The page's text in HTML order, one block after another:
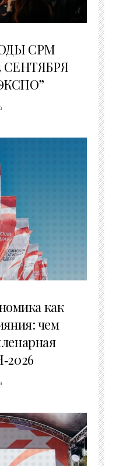
CPM
СЕНТЯБРЯ
как
чем